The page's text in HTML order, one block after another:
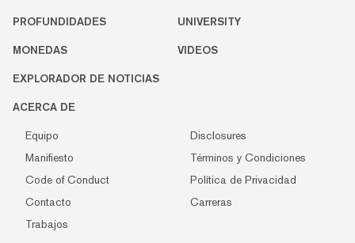
PROFUNDIDADES UNIVERSITY
MONEDAS VIDEOS
EXPLORADOR DE NOTICIAS
ACERCA DE
Equipo
Disclosures
Manifiesto
Términos y Condiciones
Code of Conduct
Política de Privacidad
Contacto
Carreras
Trabajos